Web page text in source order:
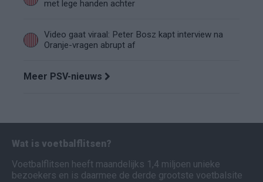
met lege handen achter
Video gaat viraal: Peter Bosz kapt interview na
Oranje-vragen abrupt af
Meer PSV-nieuws
Wat is voetbalflitsen?
Voetbalflitsen heeft maandelijks 1,4 miljoen unieke
bezoekers en is daarmee de derde grootste voetbalsite